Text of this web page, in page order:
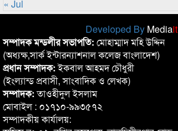
« Jul
Developed By Mediait
সম্পাদক মন্ডলীর সভাপতি: মোহাম্মাদ মহি উদ্দিন
(অধ্যক্ষ,সার্ক ইন্টারন্যাশনাল কলেজ বাংলাদেশ)
প্রধান সম্পাদক:ইকবাল আহমদ চৌধুরী
(ইংল্যান্ড প্রবাসী, সাংবাদিক ও লেখক)
সম্পাদক:তাওহীদুল ইসলাম
মোবাইল : ০১৭১০-৯৯৩৫৭২
সম্পাদকীয় কার্যালয়: